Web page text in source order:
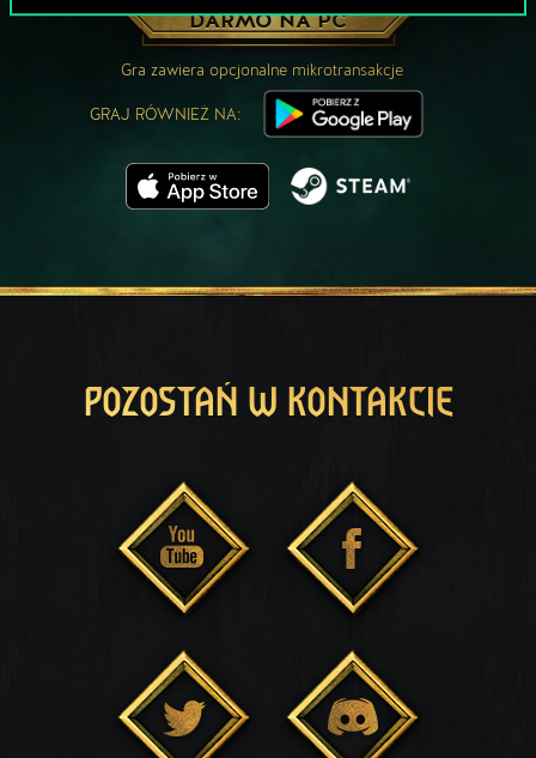
DARMO NA PC
Gra zawiera opcjonalne mikrotransakcje
GRAJ RÓWNIEŻ NA:
POZOSTAŃ W KONTAKCIE